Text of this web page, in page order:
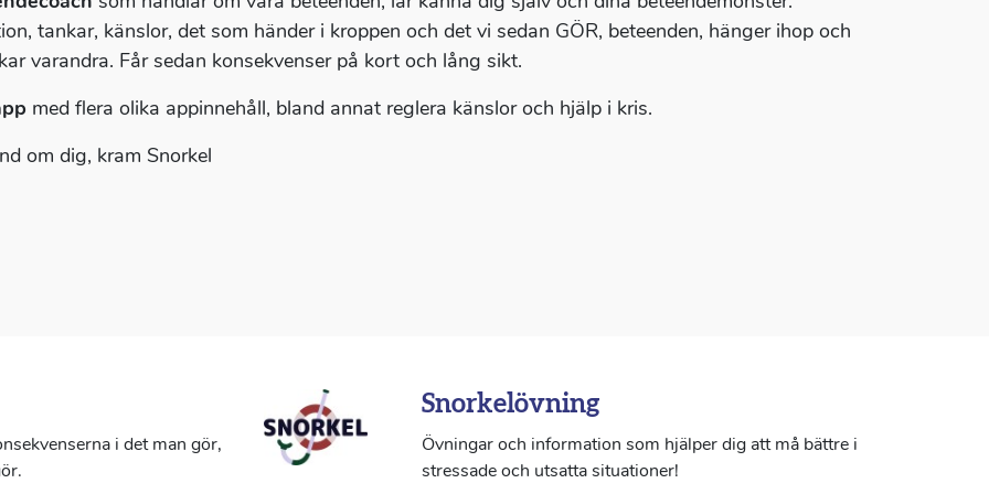
tankar, känslor, det som händer i kroppen och det vi sedan GÖR, beteenden, hänger ihop och
varandra. Får sedan konsekvenser på kort och lång sikt.
med flera olika appinnehåll, bland annat reglera känslor och hjälp i kris.
om dig, kram Snorkel
i det man gör,
Snorkelövning
Övningar och information som hjälper dig att må bättre i
stressade och utsatta situationer!